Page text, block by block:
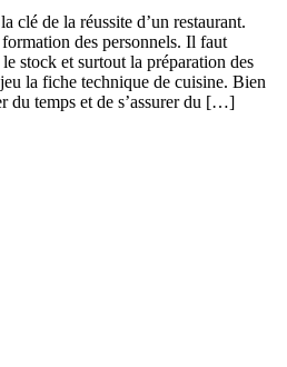
clé de la réussite d’un restaurant.
des personnels. Il faut
stock et surtout la préparation des
la fiche technique de cuisine. Bien
du temps et de s’assurer du […]